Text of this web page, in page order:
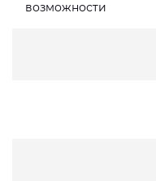
возможности